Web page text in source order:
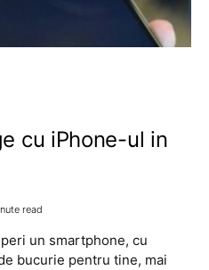
cu iPhone-ul in
read
un smartphone, cu
bucurie pentru tine, mai